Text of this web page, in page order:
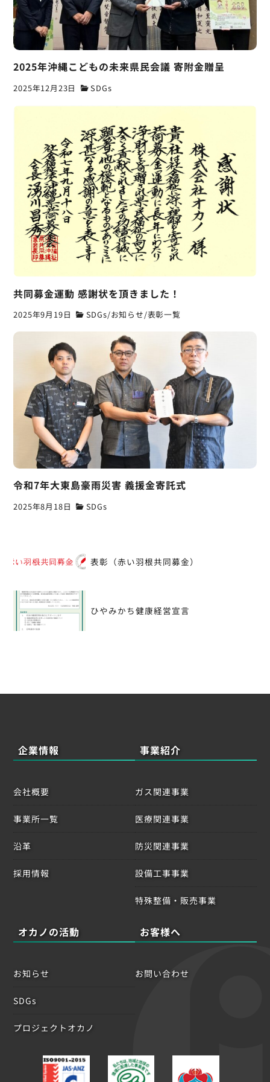
2025年沖縄こどもの未来県民会議 寄附金贈呈
2025年12月23日 SDGs
共同募金運動 感謝状を頂きました！
2025年9月19日 SDGs/お知らせ/表彰一覧
令和7年大東島豪雨災害 義援金寄託式
2025年8月18日 SDGs
ナ
ビ
シ
表彰（赤い羽根共同募金）
ひやみかち健康経営宣言
企業情報
会社概要
事業所一覧
沿革
採用情報
事業紹介
ガス関連事業
医療関連事業
防災関連事業
設備工事事業
特殊整備・販売事業
オカノの活動
お知らせ
SDGs
プロジェクトオカノ
お客様へ
お問い合わせ